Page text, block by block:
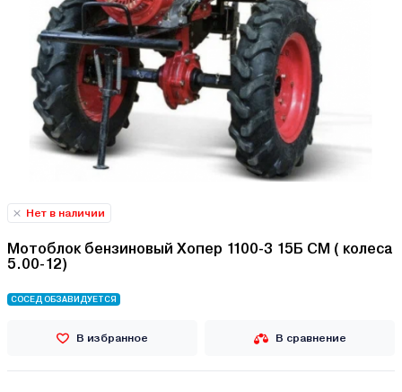
Нет в наличии
Мотоблок бензиновый Хопер 1100-3 15Б СМ ( колеса
5.00-12)
СОСЕД ОБЗАВИДУЕТСЯ
В избранное В сравнение